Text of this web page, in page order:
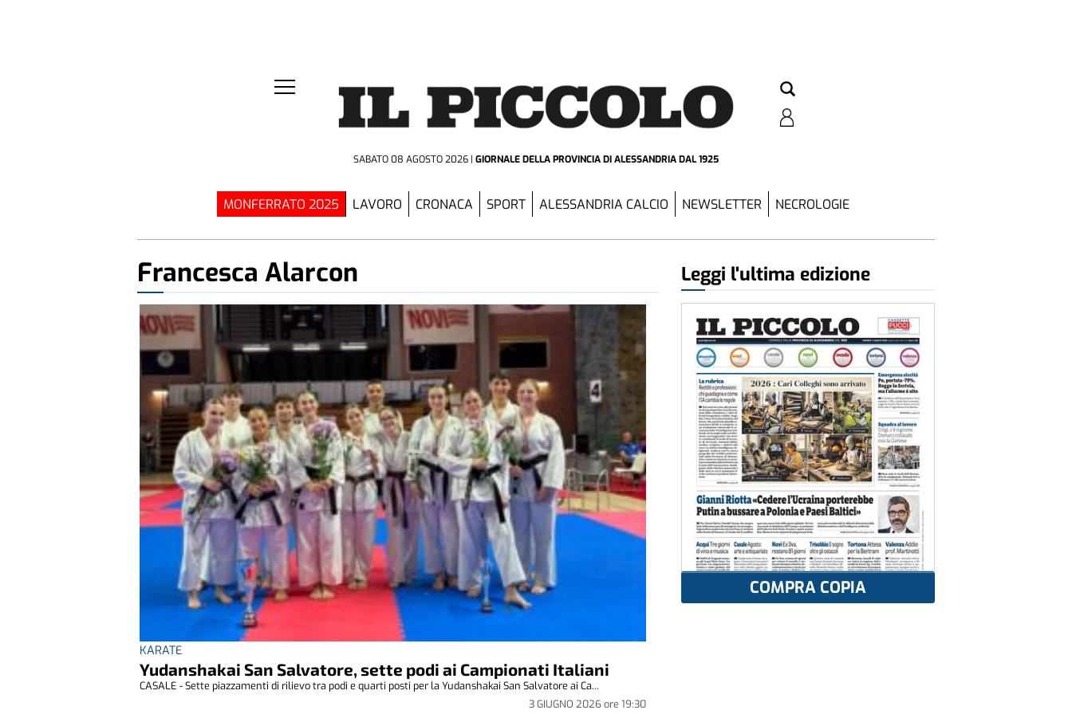
SABATO 08 AGOSTO 2026 GIORNALE DELLA PROVINCIADI ALESSANDRIA DAL 1925
MONFERRATO 2025 LAVORO CRONACA SPORT ALESSANDRIA CALCIO NEWSLETTER NECROLOGIE
Francesca Alarcon
KARATE
Yudanshakai San Salvatore, sette podi ai Campionati Italiani
3 GIUGNO 2026ore 19:30
CASALE - Sette piazzamenti di rilievo tra podi e quarti posti per la Yudanshakai San Salvatore ai Ca...
Leggi l'ultima edizione
COMPRA COPIA